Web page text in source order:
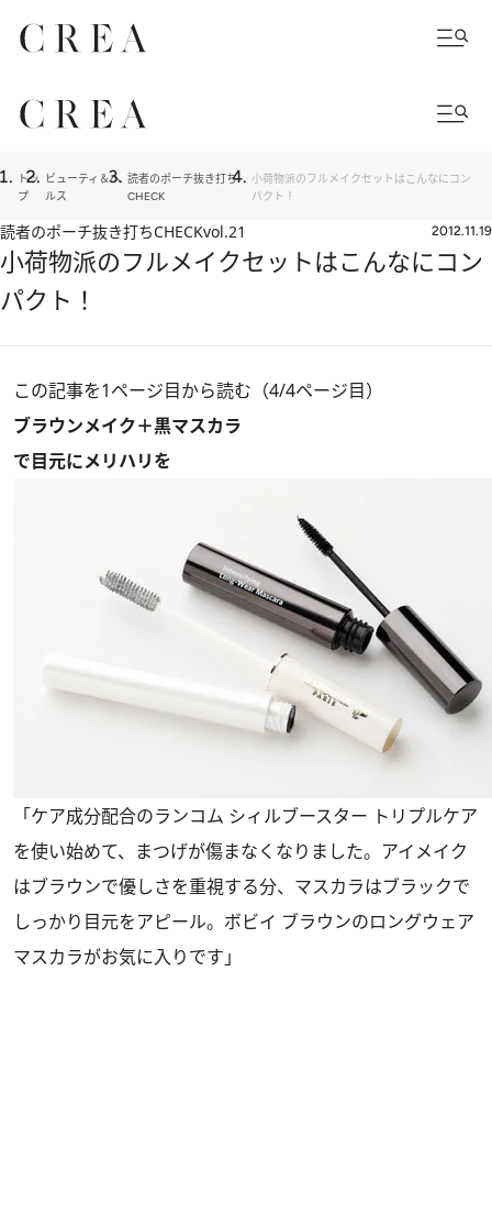
トッ
プ
ビューティ＆ヘ
ルス
読者のポーチ抜き打ち
CHECK
小荷物派のフルメイクセットはこんなにコン
パクト！
読者のポーチ抜き打ちCHECKvol.21 2012.11.19
小荷物派のフルメイクセットはこんなにコン
パクト！
この記事を1ページ目から読む（4/4ページ目）
ブラウンメイク＋黒マスカラ
で目元にメリハリを
「ケア成分配合のランコム シィルブースター トリプルケア
を使い始めて、まつげが傷まなくなりました。アイメイク
はブラウンで優しさを重視する分、マスカラはブラックで
しっかり目元をアピール。ボビイ ブラウンのロングウェア
マスカラがお気に入りです」